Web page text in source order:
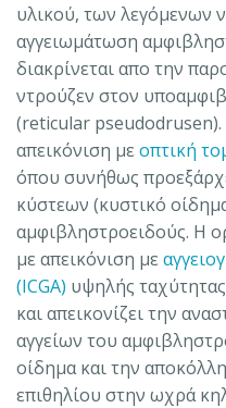
υλικού, των λεγόμενων
αγγειωμάτωση
διακρίνεται απο την
ντρούζεν στον
(reticular pseudodrusen).
απεικόνιση με οπτική
όπου συνήθως
κύστεων (κυστικό
αμφιβληστροειδούς. Η
με απεικόνιση με
(ICGA) υψηλής
και απεικονίζει την
αγγείων του
οίδημα και την
επιθηλίου στην ωχρά